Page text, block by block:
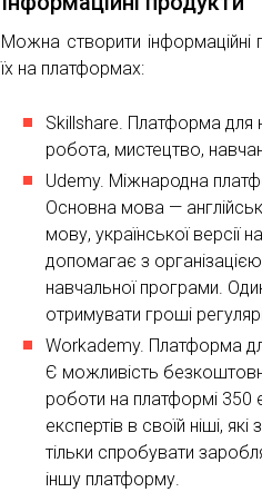
Можна створити інформаційні
їх на платформах:
Skillshare. Платформа для
робота, мистецтво,
Udemy. Міжнародна
Основна мова —
мову, української
допомагає з організацією
навчальної програми.
отримувати гроші
Workademy. Платформа
Є можливість
роботи на платформі 350
експертів в своїй ніші,
тільки спробувати
іншу платформу.